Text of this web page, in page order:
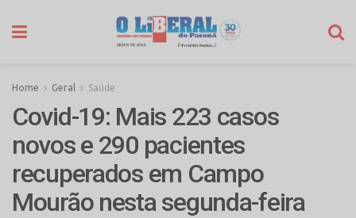
Home Geral Saúde
Covid-19: Mais 223 casos
novos e 290 pacientes
recuperados em Campo
Mourão nesta segunda-feira